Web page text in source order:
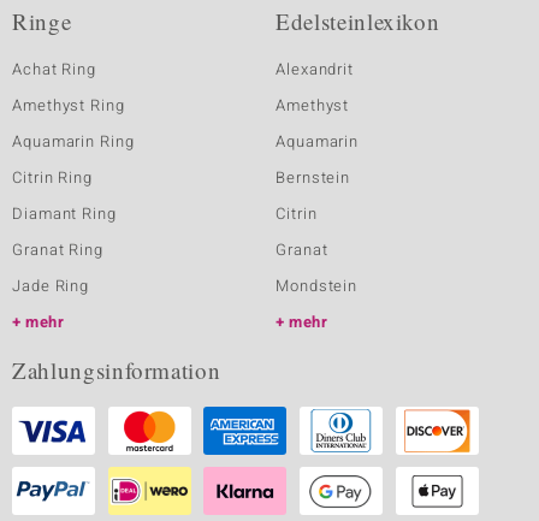
Ringe
Achat Ring
Amethyst Ring
Aquamarin Ring
Citrin Ring
Diamant Ring
Granat Ring
Jade Ring
mehr
Edelsteinlexikon
Alexandrit
Amethyst
Aquamarin
Bernstein
Citrin
Granat
Mondstein
mehr
Zahlungsinformation